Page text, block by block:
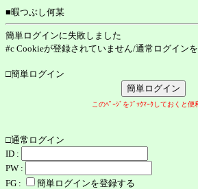
■暇つぶし何某
簡単ログインに失敗しました
#c Cookieが登録されていません/通常ログイン
□簡単ログイン
このﾍﾟｰｼﾞをﾌﾞｯｸﾏｰｸしておくと便
□通常ログイン
ID :
PW :
FG :
簡単ログインを登録する